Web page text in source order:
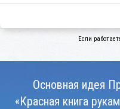
Если
Основная идея
«Красная книга